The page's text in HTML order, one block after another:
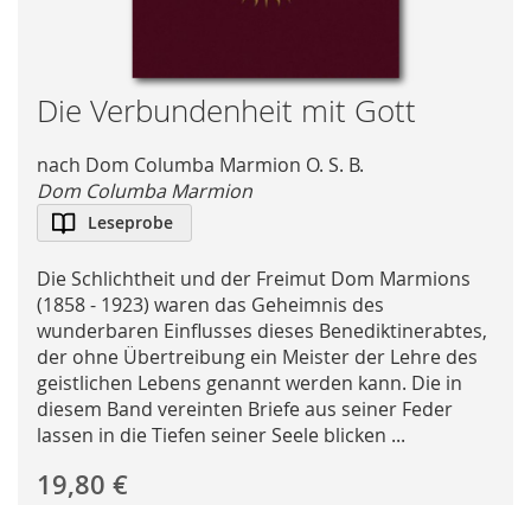
Skip
to
beginning
of
the
gallery
Die Verbundenheit mit Gott
nach Dom Columba Marmion O. S. B.
Dom Columba Marmion
Leseprobe
Die Schlichtheit und der Freimut Dom Marmions
(1858 - 1923) waren das Geheimnis des
wunderbaren Einflusses dieses Benediktinerabtes,
der ohne Übertreibung ein Meister der Lehre des
geistlichen Lebens genannt werden kann. Die in
diesem Band vereinten Briefe aus seiner Feder
lassen in die Tiefen seiner Seele blicken ...
19,80 €